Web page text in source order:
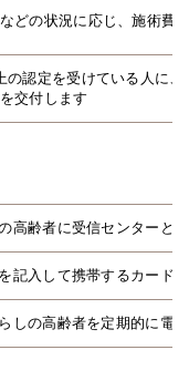
どの状況に応じ、施術費
の認定を受けている人に
交付します
高齢者に受信センターと
記入して携帯するカード
しの高齢者を定期的に電